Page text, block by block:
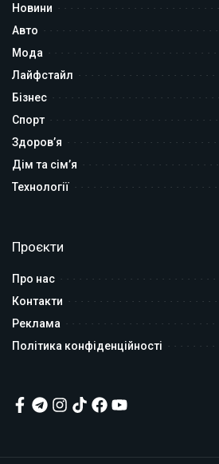
Новини
Авто
Мода
Лайфстайл
Бізнес
Спорт
Здоров’я
Дім та сім’я
Технології
Проєкти
Про нас
Контакти
Реклама
Політика конфіденційності